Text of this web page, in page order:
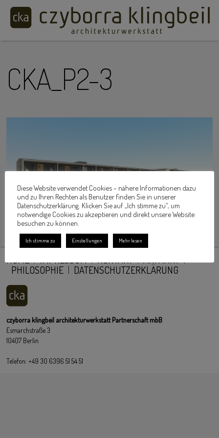
CKA_P2-3
HOME IMPRESSUM KONTAKT
ANFAHRT
PHILOSOPHIE
DATENSCHUTZERKLÄRUNG
czyborra klingbeil architekturwerkstatt Partnerschaft mbB
Esmarchstraße 3
10407 Berlin
Telefon: +49 30 6396 51 54 51
Diese Website verwendet Cookies – nähere Informationen dazu
und zu Ihren Rechten als Benutzer finden Sie in unserer
Datenschutzerklärung. Klicken Sie auf „Ich stimme zu“, um
notwendige Cookies zu akzeptieren und direkt unsere Website
besuchen zu können.
Ich stimme zu Einstellungen Mehr lesen